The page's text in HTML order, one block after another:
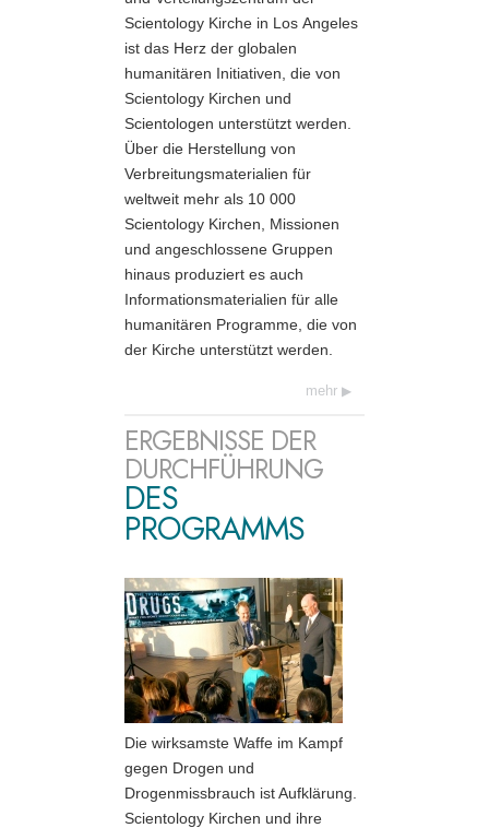
Scientology Kirche in Los Angeles
ist das Herz der globalen
humanitären Initiativen, die von
Scientology Kirchen und
Scientologen unterstützt werden.
Über die Herstellung von
Verbreitungs­materialien für
weltweit mehr als 10 000
Scientology Kirchen, Missionen
und angeschlossene Gruppen
hinaus produziert es auch
Informationsmaterialien für alle
humanitären Programme, die von
der Kirche unterstützt werden.
mehr
ERGEBNISSE DER
DURCHFÜHRUNG
DES
PROGRAMMS
Die wirksamste Waffe im Kampf
gegen Drogen und
Drogenmissbrauch ist Aufklärung.
Scientology Kirchen und ihre